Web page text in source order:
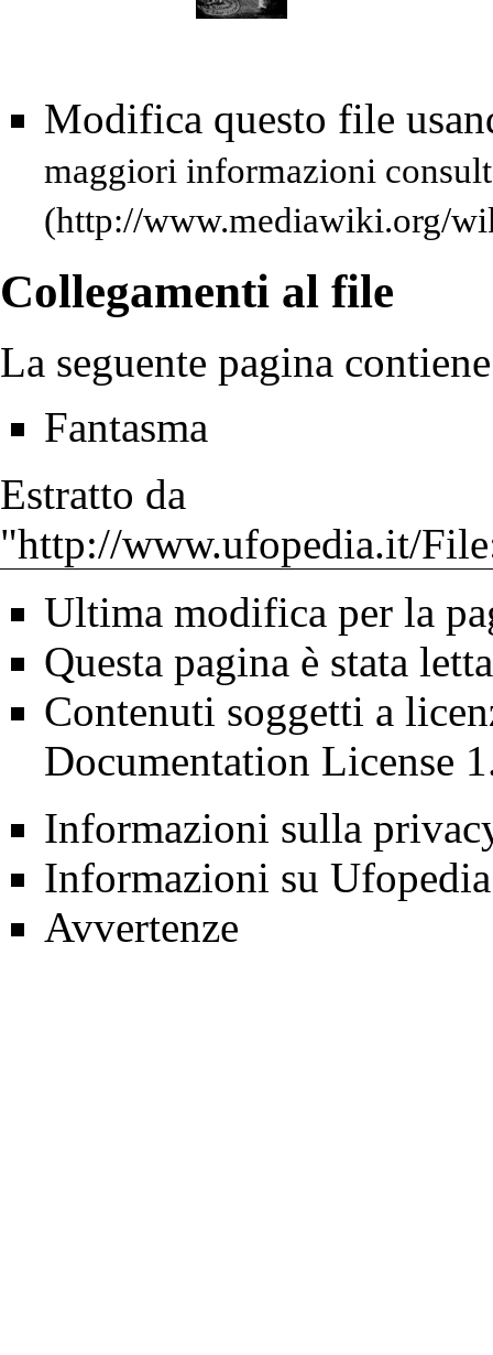
Modifica questo file
maggiori informazioni
Collegamenti al file
La seguente pagina
Fantasma
Estratto da
"http://www.ufopedia.it/
Ultima modifica per la
Questa pagina è stata
Contenuti soggetti a
Documentation License
Informazioni sulla
Informazioni su Ufopedia
Avvertenze